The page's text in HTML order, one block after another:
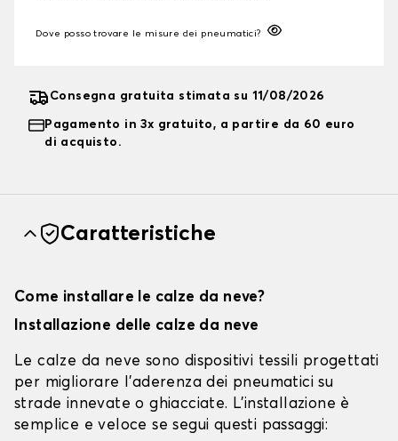
Dove posso trovare le misure dei pneumatici?
Consegna gratuita stimata su 11/08/2026
Pagamento in 3x gratuito, a partire da 60 euro
di acquisto.
Caratteristiche
Come installare le calze da neve?
Installazione delle calze da neve
Le calze da neve sono dispositivi tessili progettati
per migliorare l'aderenza dei pneumatici su
strade innevate o ghiacciate. L'installazione è
semplice e veloce se segui questi passaggi: